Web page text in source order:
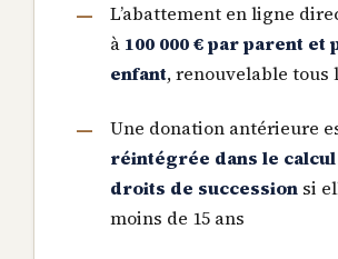
L’abattement en ligne
à 100 000 € par parent et
enfant, renouvelable tous
Une donation antérieure
réintégrée dans le
droits de successionsi
moins de 15 ans